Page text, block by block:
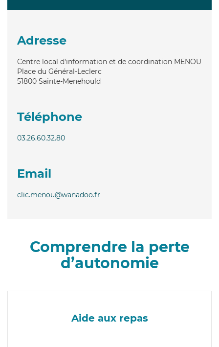
Adresse
Centre local d'information et de coordination MENOU
Place du Général-Leclerc
51800 Sainte-Menehould
Téléphone
03.26.60.32.80
Email
clic.menou@wanadoo.fr
Comprendre la perte
d’autonomie
Aide aux repas